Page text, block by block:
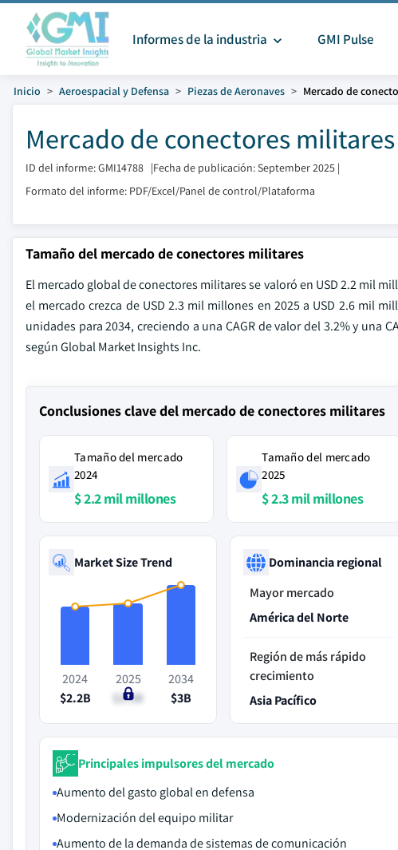
Informes de la industria GMI Pulse
Inicio Aeroespacial y Defensa Piezas de Aeronaves Mercado de
Mercado de conectores
ID del informe: GMI14788 |Fecha de publicación: September 2025 |
Formato del informe: PDF/Excel/Panel de control/Plataforma
Tamaño del mercado de conectores militares
El mercado global de conectores militares se valoró en USD 2.2 mil
el mercado crezca de USD 2.3 mil millones en 2025 a USD 2.6 mil
unidades para 2034, creciendo a una CAGR de valor del 3.2% y una
según Global Market Insights Inc.
Conclusiones clave del mercado de conectores militares
Tamaño del mercado
2024
$ 2.2 mil millones
Tamaño del mercado
2025
$ 2.3 mil millones
Market Size Trend
2024
$2.2B
2025
$2.3B
2034
$3B
Dominancia regional
Mayor mercado
América del Norte
Región de más rápido
crecimiento
Asia Pacífico
Principales impulsores del mercado
Aumento del gasto global en defensa
Modernización del equipo militar
Aumento de la demanda de sistemas de comunicación